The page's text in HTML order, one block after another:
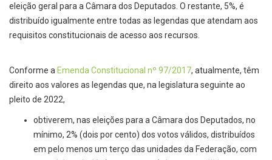
eleição geral para a Câmara dos Deputados. O restante, 5%, é
distribuído igualmente entre todas as legendas que atendam aos
requisitos constitucionais de acesso aos recursos.
Conforme a Emenda Constitucional nº 97/2017, atualmente, têm
direito aos valores as legendas que, na legislatura seguinte ao
pleito de 2022,
obtiverem, nas eleições para a Câmara dos Deputados, no
mínimo, 2% (dois por cento) dos votos válidos, distribuídos
em pelo menos um terço das unidades da Federação, com